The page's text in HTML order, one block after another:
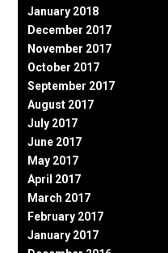
January 2018
December 2017
November 2017
October 2017
September 2017
August 2017
July 2017
June 2017
May 2017
April 2017
March 2017
February 2017
January 2017